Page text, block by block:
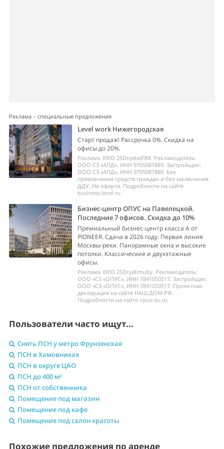
Реклама – специальные предложения
Level work Нижегородская
Старт продаж! Рассрочка 0%. Скидка на
офисы до 20%.
Реклама. ERID 2SDnjeted9M. Рекламодатель:
ООО СЗ «АПД», ИНН 9705087889. Застройщик:
ООО СЗ «АПД», ИНН 9705087889. Без
привлечения средств граждан и без заключения
ДДУ. Не оферта. Подробности на сайте
business.level.ru.
Бизнес-центр ОПУС на Павелецкой.
Последние 7 офисов. Скидка до 10%
Премиальный бизнес-центр класса А от
PIONEER. Сдача в 2026 году. Первая линия
Москвы-реки. Панорамные окна и высокие
потолки. Классические и двухэтажные
офисы.
Реклама. ERID 2SDnjeEmuby. Рекламодатель:
ООО «СЗ «ОПУС», ИНН 7841050517. Застройщик:
ООО «СЗ «ОПУС», ИНН 7841050517. Проектная
декларация на сайте НАШ.ДОМ.РФ.
Подробности на сайте opus-bc.ru
Пользователи часто ищут...
Снять ПСН у метро Фрунзенская
ПСН в Хамовниках
ПСН в округе ЦАО
ПСН до 400 м²
ПСН от собственника
Помещение под магазин
Помещение под кафе
Помещение под салон красоты
Похожие предложения по аренде